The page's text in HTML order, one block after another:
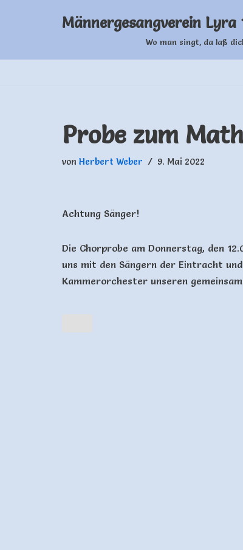
Männergesangverein Lyra
Wo man singt, da laß
Probe zum
von Herbert Weber 9. Mai 2022
Achtung Sänger!
Die Chorprobe am Donnerstag, den
uns mit den Sängern der Eintracht
Kammerorchester unseren